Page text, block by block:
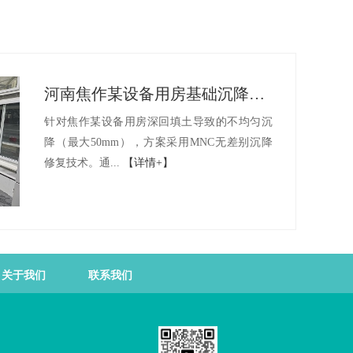
河南焦作某设备用房基础沉降治理与精准抬升工程
针对焦作某设备用房深回填土导致的不均匀沉
降（最大50mm），方案采用MNC无差别沉降
修复技术。通...
【详情+】
关于我们 联系我们